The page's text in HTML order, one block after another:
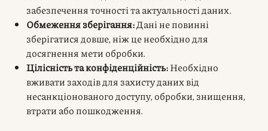
забезпечення точності та актуальності даних.
Обмеження зберігання:Дані не повинні
зберігатися довше, ніж це необхідно для
досягнення мети обробки.
Цілісність та конфіденційність:Необхідно
вживати заходів для захисту даних від
несанкціонованого доступу, обробки, знищення,
втрати або пошкодження.